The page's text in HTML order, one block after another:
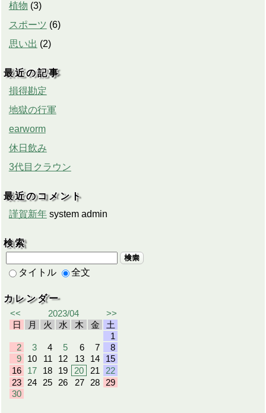
植物 (3)
スポーツ (6)
思い出 (2)
最近の記事
損得勘定
地獄の行軍
earworm
休日飲み
3代目クラウン
最近のコメント
謹賀新年 system admin
検索
検索
タイトル 全文
カレンダー
<<
2023/04
>>
日
月 火 水 木 金
土
1
2
3 4 5 6 7
8
9
10 11 12 13 14
15
16
17 18 19 20 21
22
23
24 25 26 27 28
29
30